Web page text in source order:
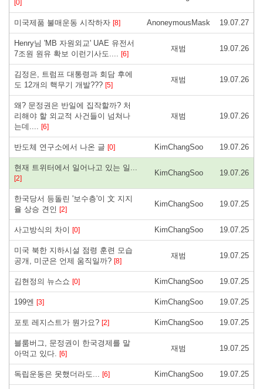
[0]
미국제품 불매운동 시작하자 [8] AnoneymousMask 19.07.27
Henry님 'MB 자원외교' UAE 유전서
7조원 원유 확보 이런기사도.... [6]
재범 19.07.26
김정은, 트럼프 대통령과 회담 후에
도 12개의 핵무기 개발??? [5]
재범 19.07.26
왜? 문정권은 반일에 집작할까? 처
리해야 할 외교적 사건들이 넘쳐나
는데.... [6]
재범 19.07.26
반도체 연구소에서 나온 글 [0] KimChangSoo 19.07.26
현재 트위터에서 일어나고 있는 일...
[2]
KimChangSoo 19.07.26
한국당서 등돌린 '보수층'이 文 지지
율 상승 견인 [2]
KimChangSoo 19.07.25
사고방식의 차이 [0] KimChangSoo 19.07.25
미국 북한 지하시설 점령 훈련 모습
공개, 미군은 언제 움직일까? [8]
재범 19.07.25
김현정의 뉴스쇼 [0] KimChangSoo 19.07.25
199엔 [3] KimChangSoo 19.07.25
포토 레지스트가 뭔가요? [2] KimChangSoo 19.07.25
블룸버그, 문정권이 한국경제를 말
아먹고 있다. [6]
재범 19.07.25
독립운동은 못했더라도... [6] KimChangSoo 19.07.25